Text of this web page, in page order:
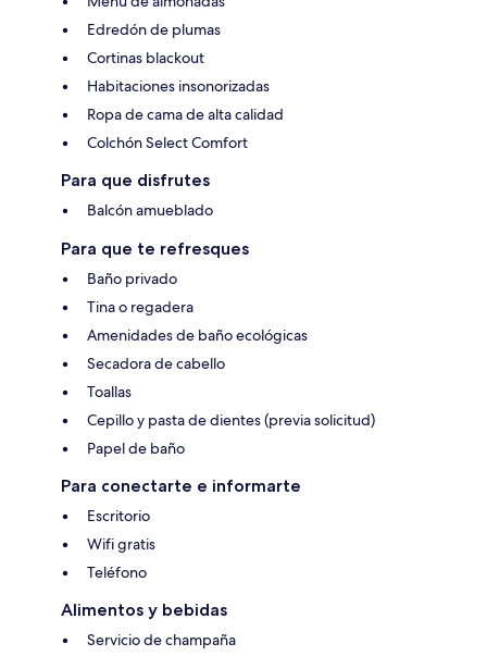
Edredón de plumas
Cortinas blackout
Habitaciones insonorizadas
Ropa de cama de alta calidad
Colchón Select Comfort
Para que disfrutes
Balcón amueblado
Para que te refresques
Baño privado
Tina o regadera
Amenidades de baño ecológicas
Secadora de cabello
Toallas
Cepillo y pasta de dientes (previa solicitud)
Papel de baño
Para conectarte e informarte
Escritorio
Wifi gratis
Teléfono
Alimentos y bebidas
Servicio de champaña